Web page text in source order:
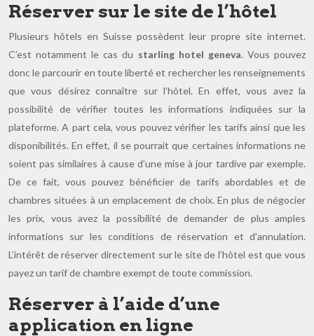
Réserver sur le site de l’hôtel
Plusieurs hôtels en Suisse possèdent leur propre site internet.
C’est notamment le cas du starling hotel geneva. Vous pouvez
donc le parcourir en toute liberté et rechercher les renseignements
que vous désirez connaître sur l’hôtel. En effet, vous avez la
possibilité de vérifier toutes les informations indiquées sur la
plateforme. A part cela, vous pouvez vérifier les tarifs ainsi que les
disponibilités. En effet, il se pourrait que certaines informations ne
soient pas similaires à cause d’une mise à jour tardive par exemple.
De ce fait, vous pouvez bénéficier de tarifs abordables et de
chambres situées à un emplacement de choix. En plus de négocier
les prix, vous avez la possibilité de demander de plus amples
informations sur les conditions de réservation et d’annulation.
L’intérêt de réserver directement sur le site de l’hôtel est que vous
payez un tarif de chambre exempt de toute commission.
Réserver à l’aide d’une
application en ligne